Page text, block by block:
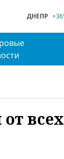
ДНЕПР